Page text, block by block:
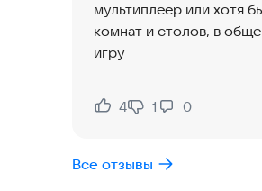
мультиплеер или хотя
комнат и столов, в
игру
Нравится:
4
Не нравится:
1 0
Все отзывы